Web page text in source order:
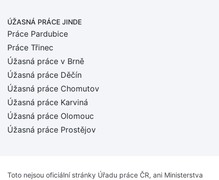
ÚŽASNÁ PRÁCE JINDE
Práce Pardubice
Práce Třinec
Úžasná práce v Brně
Úžasná práce Děčín
Úžasná práce Chomutov
Úžasná práce Karviná
Úžasná práce Olomouc
Úžasná práce Prostějov
Toto nejsou oficiální stránky Úřadu práce ČR, ani Ministerstva